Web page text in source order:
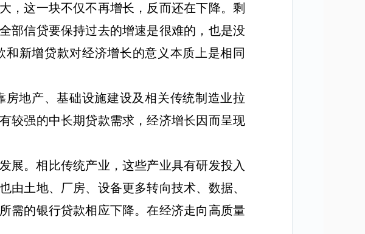
，这一块不仅不再增长，反而还在下降。剩
部信贷要保持过去的增速是很难的，也是没
新增贷款对经济增长的意义本质上是相同
地产、基础设施建设及相关传统制造业拉
较强的中长期贷款需求，经济增长因而呈现
展。相比传统产业，这些产业具有研发投入
土地、厂房、设备更多转向技术、数据、
需的银行贷款相应下降。在经济走向高质量